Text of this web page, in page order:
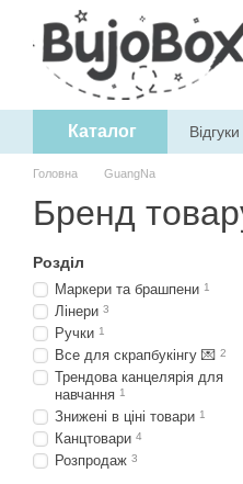
Перейти до основного контенту
Каталог
Головна GuangNa
Бренд
Розділ
Маркери та брашпени 1
Лінери 3
Ручки 1
Все для скрапбукінгу 💌 2
Трендова канцелярія для
навчання 1
Знижені в ціні товари 1
Канцтовари 4
Розпродаж 3